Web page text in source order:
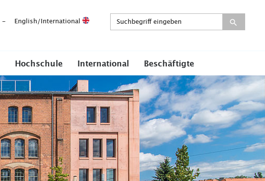
- English/International
Hochschule International Beschäftigte